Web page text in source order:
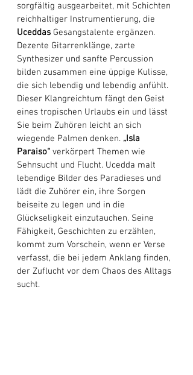
sorgfältig ausgearbeitet, mit Schichten
reichhaltiger Instrumentierung, die
Uceddas Gesangstalente ergänzen.
Dezente Gitarrenklänge, zarte
Synthesizer und sanfte Percussion
bilden zusammen eine üppige Kulisse,
die sich lebendig und lebendig anfühlt.
Dieser Klangreichtum fängt den Geist
eines tropischen Urlaubs ein und lässt
Sie beim Zuhören leicht an sich
wiegende Palmen denken. „Isla
Paraiso“ verkörpert Themen wie
Sehnsucht und Flucht. Ucedda malt
lebendige Bilder des Paradieses und
lädt die Zuhörer ein, ihre Sorgen
beiseite zu legen und in die
Glückseligkeit einzutauchen. Seine
Fähigkeit, Geschichten zu erzählen,
kommt zum Vorschein, wenn er Verse
verfasst, die bei jedem Anklang finden,
der Zuflucht vor dem Chaos des Alltags
sucht.